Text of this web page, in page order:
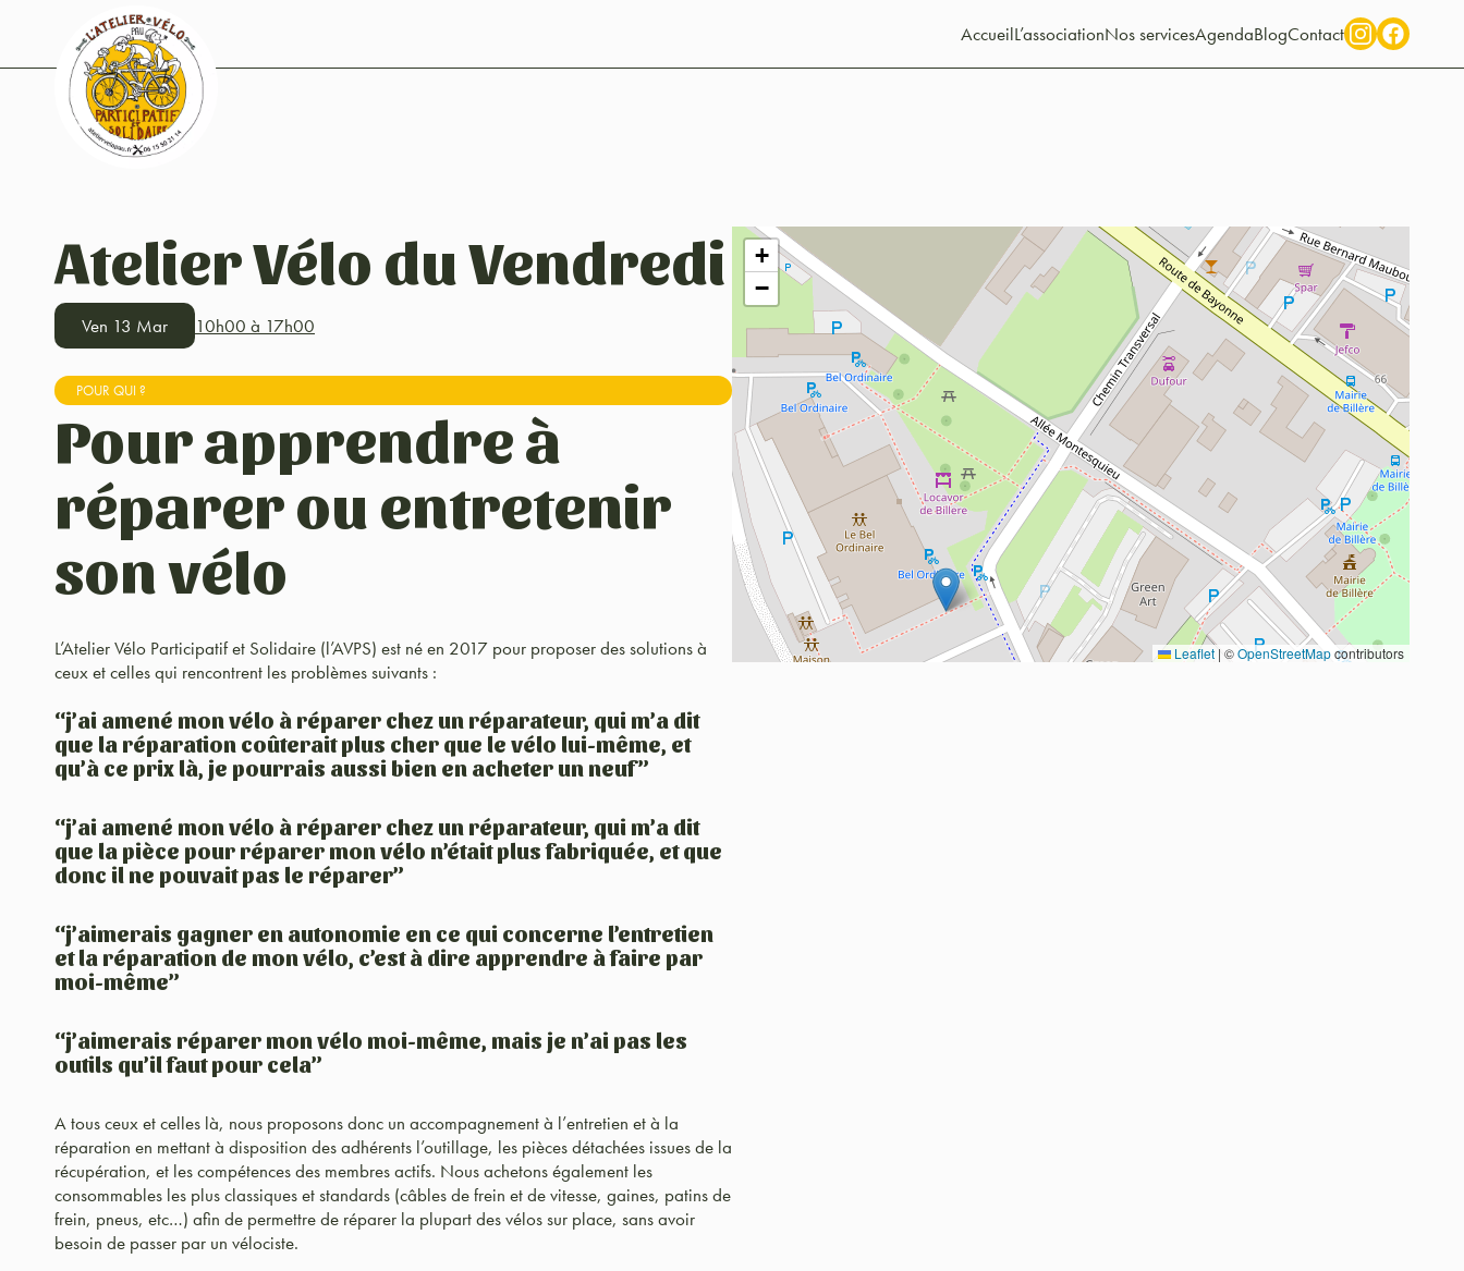
AccueilL’associationNos servicesAgendaBlogContact
Atelier Vélo du Vendredi
Ven 13 Mar 10h00 à 17h00
POUR QUI ?
Pour apprendre à
réparer ou entretenir
son vélo
L’Atelier Vélo Participatif et Solidaire (l’AVPS) est né en 2017 pour proposer des solutions à
ceux et celles qui rencontrent les problèmes suivants :
“j’ai amené mon vélo à réparer chez un réparateur, qui m’a dit
que la réparation coûterait plus cher que le vélo lui-même, et
qu’à ce prix là, je pourrais aussi bien en acheter un neuf”
“j’ai amené mon vélo à réparer chez un réparateur, qui m’a dit
que la pièce pour réparer mon vélo n’était plus fabriquée, et que
donc il ne pouvait pas le réparer”
“j’aimerais gagner en autonomie en ce qui concerne l’entretien
et la réparation de mon vélo, c’est à dire apprendre à faire par
moi-même”
“j’aimerais réparer mon vélo moi-même, mais je n’ai pas les
outils qu’il faut pour cela”
A tous ceux et celles là, nous proposons donc un accompagnement à l’entretien et à la
réparation en mettant à disposition des adhérents l’outillage, les pièces détachées issues de la
récupération, et les compétences des membres actifs. Nous achetons également les
consommables les plus classiques et standards (câbles de frein et de vitesse, gaines, patins de
frein, pneus, etc…) afin de permettre de réparer la plupart des vélos sur place, sans avoir
besoin de passer par un vélociste.
+
−
Leaflet | ©OpenStreetMapcontributors